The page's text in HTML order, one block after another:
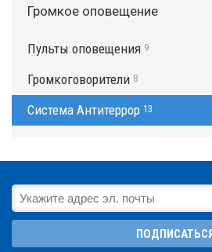
Громкое оповещение
Пульты оповещения 9
Громкоговорители 8
Система Антитеррор 13
ПОДПИСАТЬСЯ